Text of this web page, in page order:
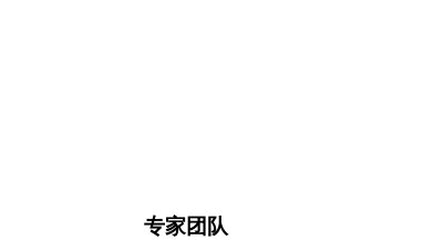
专家团队